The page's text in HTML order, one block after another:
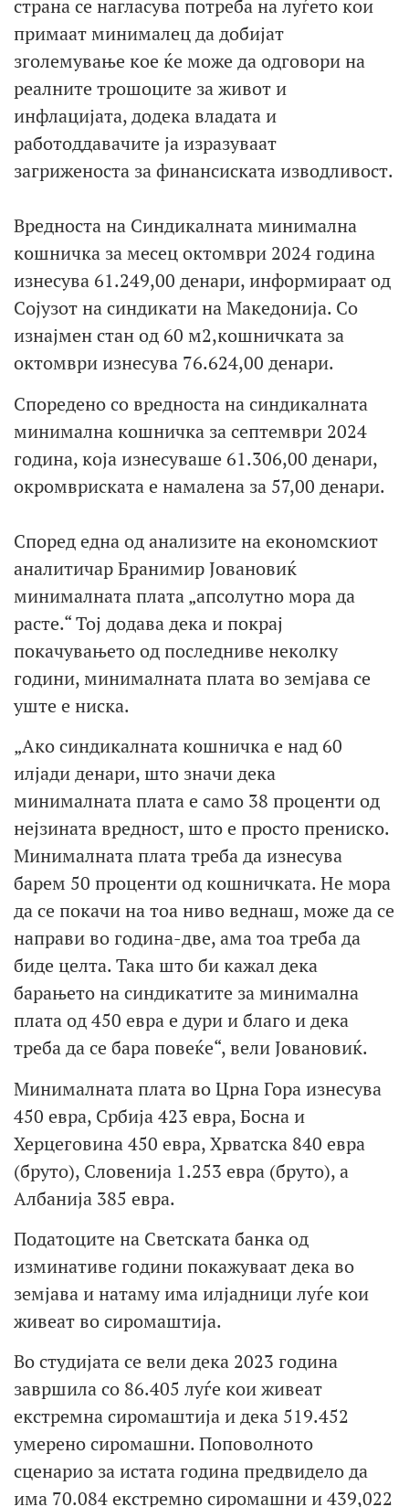
страна се нагласува потреба на луѓето кои
примаат минималец да добијат
зголемување кое ќе може да одговори на
реалните трошоците за живот и
инфлацијата, додека владата и
работоддавачите ја изразуваат
загриженоста за финансиската изводливост.
Вредноста на Синдикалната минимална
кошничка за месец октомври 2024 година
изнесува 61.249,00 денари, информираат од
Сојузот на синдикати на Македонија. Со
изнајмен стан од 60 м2,кошничката за
октомври изнесува 76.624,00 денари.
Споредено со вредноста на синдикалната
минимална кошничка за септември 2024
година, која изнесуваше 61.306,00 денари,
окромвриската е намалена за 57,00 денари.
Според една од анализите на економскиот
аналитичар Бранимир Јовановиќ
минималната плата „апсолутно мора да
расте.“ Тој додава дека и покрај
покачувањето од последниве неколку
години, минималната плата во земјава се
уште е ниска.
„Ако синдикалната кошничка е над 60
илјади денари, што значи дека
минималната плата е само 38 проценти од
нејзината вредност, што е просто прениско.
Минималната плата треба да изнесува
барем 50 проценти од кошничката. Не мора
да се покачи на тоа ниво веднаш, може да се
направи во година-две, ама тоа треба да
биде целта. Така што би кажал дека
барањето на синдикатите за минимална
плата од 450 евра е дури и благо и дека
треба да се бара повеќе“, вели Јовановиќ.
Минималната плата во Црна Гора изнесува
450 евра, Србија 423 евра, Босна и
Херцеговина 450 евра, Хрватска 840 евра
(бруто), Словенија 1.253 евра (бруто), а
Албанија 385 евра.
Податоците на Светската банка од
изминативе години покажуваат дека во
земјава и натаму има илјадници луѓе кои
живеат во сиромаштија.
Во студијата се вели дека 2023 година
завршила со 86.405 луѓе кои живеат
екстремна сиромаштија и дека 519.452
умерено сиромашни. Поповолното
сценарио за истата година предвидело да
има 70.084 екстремно сиромашни и 439,022